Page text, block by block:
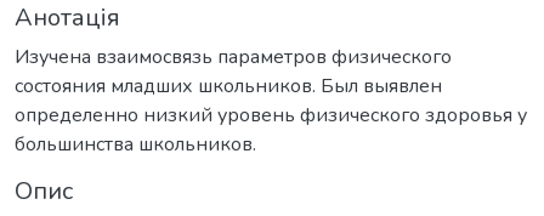
Анотація
Изучена взаимосвязь параметров физического
состояния младших школьников. Был выявлен
определенно низкий уровень физического здоровья у
большинства школьников.
Опис